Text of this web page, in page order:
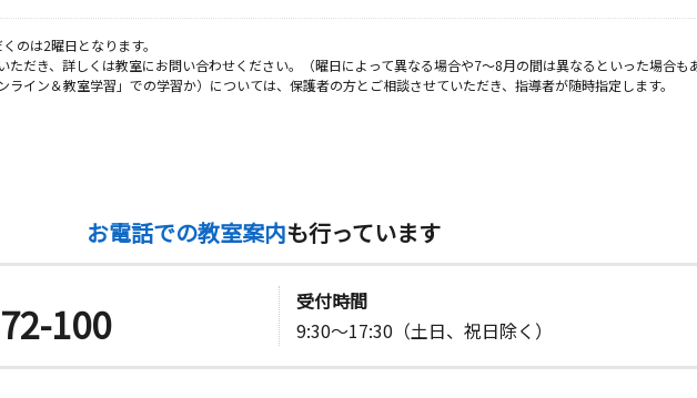
のは2曜日となります。
だき、詳しくは教室にお問い合わせください。（曜日によって異なる場合や7～8月の間は異なるといった場合も
イン＆教室学習」での学習か）については、保護者の方とご相談させていただき、指導者が随時指定します。
お電話での教室案内も行っています
100
受付時間
9:30～17:30（土日、祝日除く）